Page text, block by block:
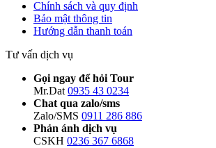
Chính sách và quy định
Bảo mật thông tin
Hướng dẫn thanh toán
Tư vấn dịch vụ
Gọi ngay để hỏi Tour
Mr.Dat 0935 43 0234
Chat qua zalo/sms
Zalo/SMS 0911 286 886
Phản ánh dịch vụ
CSKH 0236 367 6868